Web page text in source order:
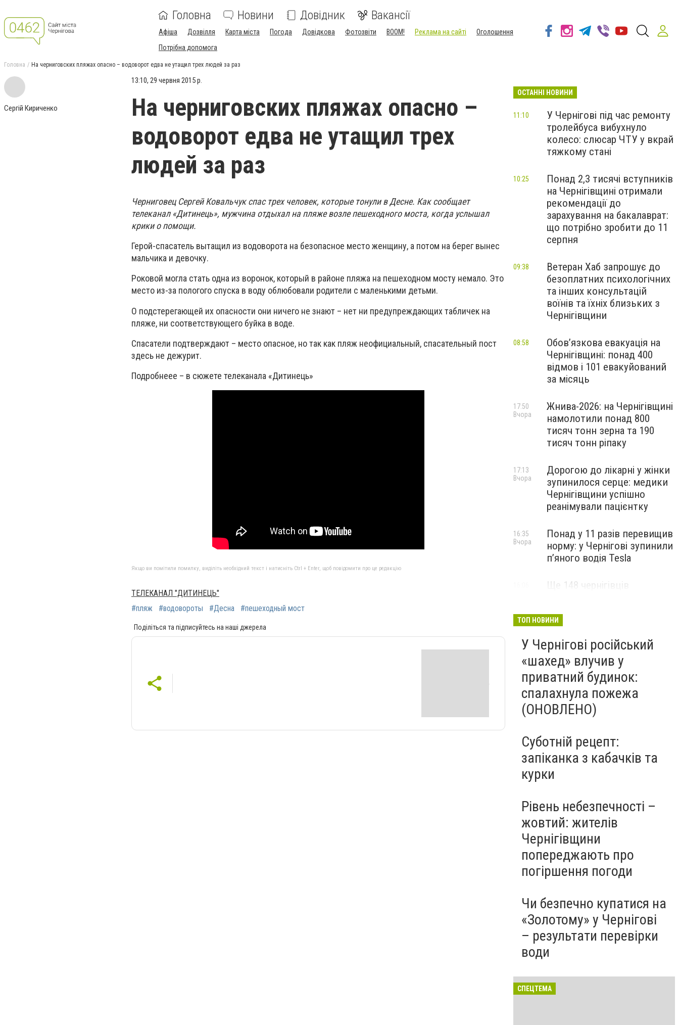
Головна Новини Довідник Вакансії
Афіша Дозвілля Карта міста Погода Довідкова Фотозвіти BOOM! Реклама на сайті
Оголошення
Потрібна допомога
Головна На черниговских пляжах опасно – водоворот едва не утащил трех людей за раз
Сергій Кириченко
13:10, 29 червня 2015 р.
На черниговских пляжах опасно –
водоворот едва не утащил трех
людей за раз
Черниговец Сергей Ковальчук спас трех человек, которые тонули в Десне. Как сообщает
телеканал «Дитинець», мужчина отдыхал на пляже возле пешеходного моста, когда услышал
крики о помощи.
Герой-спасатель вытащил из водоворота на безопасное место женщину, а потом на берег вынес
мальчика и девочку.
Роковой могла стать одна из воронок, который в районе пляжа на пешеходном мосту немало. Это
место из-за пологого спуска в воду облюбовали родители с маленькими детьми.
О подстерегающей их опасности они ничего не знают – нет ни предупреждающих табличек на
пляже, ни соответствующего буйка в воде.
Спасатели подтверждают – место опасное, но так как пляж неофициальный, спасательный пост
здесь не дежурит.
Подробнеее – в сюжете телеканала «Дитинець»
Якщо ви помітили помилку, виділіть необхідний текст і натисніть Ctrl + Enter, щоб повідомити про це редакцію
ТЕЛЕКАНАЛ "ДИТИНЕЦЬ"
#пляж
#водовороты #Десна #пешеходный мост
Поділіться та підписуйтесь на наші джерела
ОСТАННІ НОВИНИ
У Чернігові під час ремонту
тролейбуса вибухнуло
колесо: слюсар ЧТУ у вкрай
тяжкому стані
11:10
Понад 2,3 тисячі вступників
на Чернігівщині отримали
рекомендації до
зарахування на бакалаврат:
що потрібно зробити до 11
серпня
10:25
Ветеран Хаб запрошує до
безоплатних психологічних
та інших консультацій
воїнів та їхніх близьких з
Чернігівщини
09:38
Обов’язкова евакуація на
Чернігівщині: понад 400
відмов і 101 евакуйований
за місяць
08:58
Жнива-2026: на Чернігівщині
намолотили понад 800
тисяч тонн зерна та 190
тисяч тонн ріпаку
17:50
Вчора
Дорогою до лікарні у жінки
зупинилося серце: медики
Чернігівщини успішно
реанімували пацієнтку
17:13
Вчора
Понад у 11 разів перевищив
норму: у Чернігові зупинили
пʼяного водія Tesla
16:35
Вчора
Ще 148 чернігівців
війни
ТОП НОВИНИ
У Чернігові російський
«шахед» влучив у
приватний будинок:
спалахнула пожежа
(ОНОВЛЕНО)
Суботній рецепт:
запіканка з кабачків та
курки
Рівень небезпечності –
жовтий: жителів
Чернігівщини
попереджають про
погіршення погоди
Чи безпечно купатися на
«Золотому» у Чернігові
– результати перевірки
води
СПЕЦТЕМА